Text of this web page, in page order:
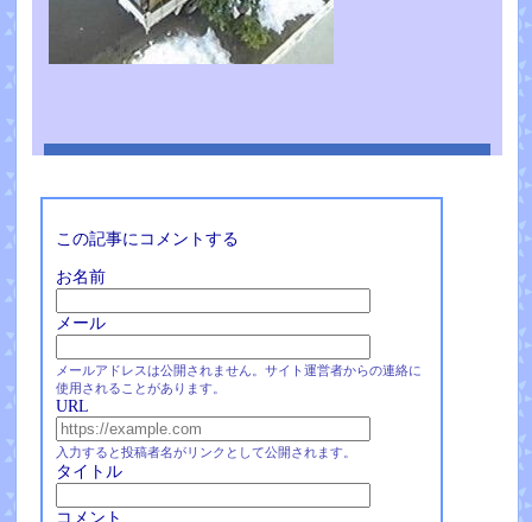
この記事にコメントする
お名前
メール
メールアドレスは公開されません。サイト運営者からの連絡に
使用されることがあります。
URL
入力すると投稿者名がリンクとして公開されます。
タイトル
コメント